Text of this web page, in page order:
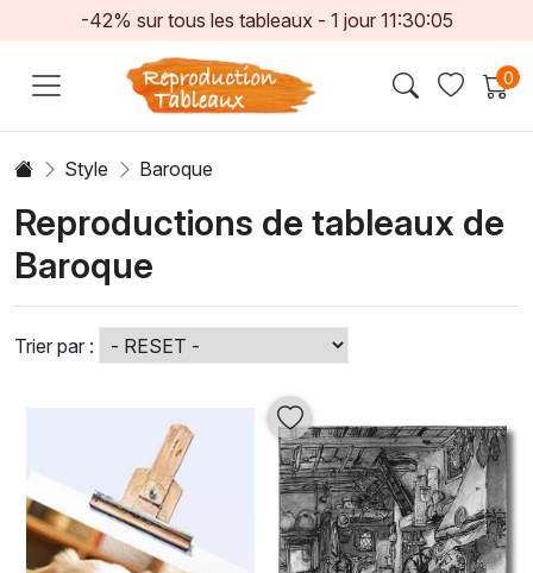
-42% sur tous les tableaux - 1 jour 11:30:04
0
Style Baroque
Reproductions de tableaux de
Baroque
Trier par :